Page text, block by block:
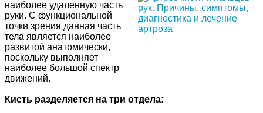
наиболее удаленную часть
руки. С функциональной
точки зрения данная часть
тела является наиболее
развитой анатомически,
поскольку выполняет
наиболее большой спектр
движений.
Кисть разделяется на три отдела: